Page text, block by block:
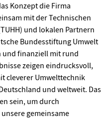
Konzept die Firma
mit der Technischen
und lokalen Partnern
Bundesstiftung Umwelt
und finanziell mit rund
zeigen eindrucksvoll,
cleverer Umwelttechnik
und weltweit. Das
sein, um durch
gemeinsame